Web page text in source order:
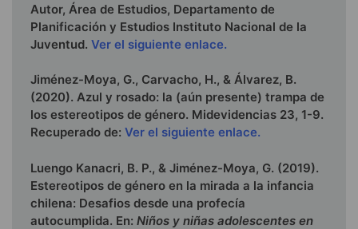
Autor, Área de Estudios, Departamento de
Planificación y Estudios Instituto Nacional de la
Juventud. Ver el siguiente enlace.
Jiménez-Moya, G., Carvacho, H., & Álvarez, B.
(2020). Azul y rosado: la (aún presente) trampa de
los estereotipos de género. Midevidencias 23, 1-9.
Recuperado de: Ver el siguiente enlace.
Luengo Kanacri, B. P., & Jiménez-Moya, G. (2019).
Estereotipos de género en la mirada a la infancia
chilena: Desafios desde una profecía
autocumplida. En: Niños y niñas adolescentes en